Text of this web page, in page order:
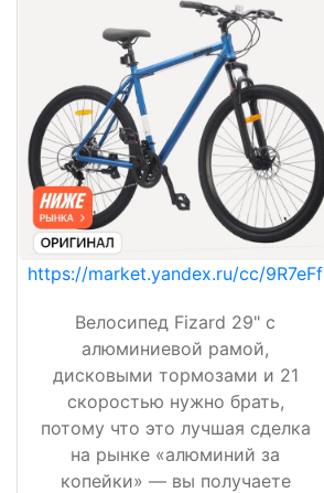
https://market.yandex.ru/cc/9R7eFf
Велосипед Fizard 29" с
алюминиевой рамой,
дисковыми тормозами и 21
скоростью нужно брать,
потому что это лучшая сделка
на рынке «алюминий за
копейки» — вы получаете